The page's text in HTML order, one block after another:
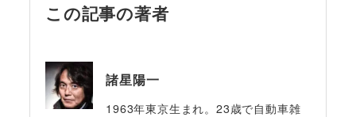
この記事の著者
諸星陽一
1963年東京生まれ。23歳で自動車雑